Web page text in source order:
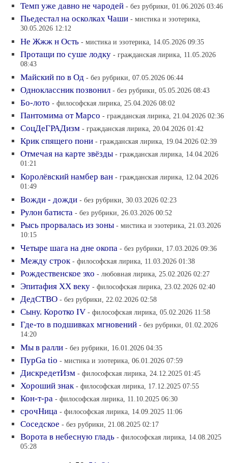
Темп уже давно не чародей - без рубрики, 01.06.2026 03:46
Пьедестал на осколках Чаши - мистика и эзотерика,
30.05.2026 12:12
Не Жжж н Ость - мистика и эзотерика, 14.05.2026 09:35
Протащи по суше лодку - гражданская лирика, 11.05.2026
08:43
Майский по в Од - без рубрики, 07.05.2026 06:44
Одноклассник позвонил - без рубрики, 05.05.2026 08:43
Бо-лото - философская лирика, 25.04.2026 08:02
Пантомима от Марсо - гражданская лирика, 21.04.2026 02:36
СоцДеГРАДизм - гражданская лирика, 20.04.2026 01:42
Крик спящего пони - гражданская лирика, 19.04.2026 02:39
Отмечая на карте звёзды - гражданская лирика, 14.04.2026
01:21
Королёвский намбер ван - гражданская лирика, 12.04.2026
01:49
Вожди - дожди - без рубрики, 30.03.2026 02:23
Рулон батиста - без рубрики, 26.03.2026 00:52
Рысь прорвалась из зоны - мистика и эзотерика, 21.03.2026
10:15
Четыре шага на дне окопа - без рубрики, 17.03.2026 09:36
Между строк - философская лирика, 11.03.2026 01:38
Рождественское эхо - любовная лирика, 25.02.2026 02:27
Эпитафия XX веку - философская лирика, 23.02.2026 02:40
ДедСТВО - без рубрики, 22.02.2026 02:58
Сыну. Коротко IV - философская лирика, 05.02.2026 11:58
Где-то в подшивках мгновений - без рубрики, 01.02.2026
14:20
Мы в ралли - без рубрики, 16.01.2026 04:35
ПурGa tio - мистика и эзотерика, 06.01.2026 07:59
ДискредетИзм - философская лирика, 24.12.2025 01:45
Хороший знак - философская лирика, 17.12.2025 07:55
Кон-т-ра - философская лирика, 11.10.2025 06:30
срочНица - философская лирика, 14.09.2025 11:06
Соседское - без рубрики, 21.08.2025 02:17
Ворота в небесную гладь - философская лирика, 14.08.2025
05:28